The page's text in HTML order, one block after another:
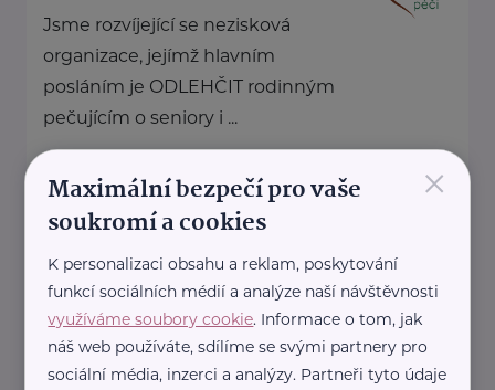
Jsme rozvíjející se nezisková
organizace, jejímž hlavním
posláním je ODLEHČIT rodinným
pečujícím o seniory i ...
+420 728 166 441
monika.vrnakova@odlehcipeci.cz
RADA SENIORŮ ČR
Politických vězňů 1419/11 Praha 1
×
Maximální bezpečí pro vaše
soukromí a cookies
K personalizaci obsahu a reklam, poskytování
funkcí sociálních médií a analýze naší návštěvnosti
využíváme soubory cookie. Informace o tom, jak
náš web používáte, sdílíme se svými partnery pro
sociální média, inzerci a analýzy. Partneři tyto údaje